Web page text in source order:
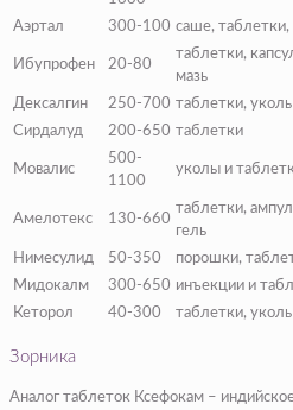
Аэртал 300-100 саше,
Ибупрофен 20-80
таблетки,
мазь
Дексалгин 250-700 таблетки,
Сирдалуд
200-650 таблетки
Мовалис
500-
1100
уколы и
Амелотекс 130-660
таблетки,
гель
Нимесулид 50-350 порошки,
Мидокалм
300-650 инъекции и
Кеторол
40-300 таблетки,
Зорника
Аналог таблеток Ксефокам –